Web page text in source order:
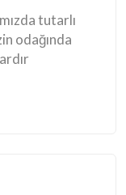
tutarlı
odağında